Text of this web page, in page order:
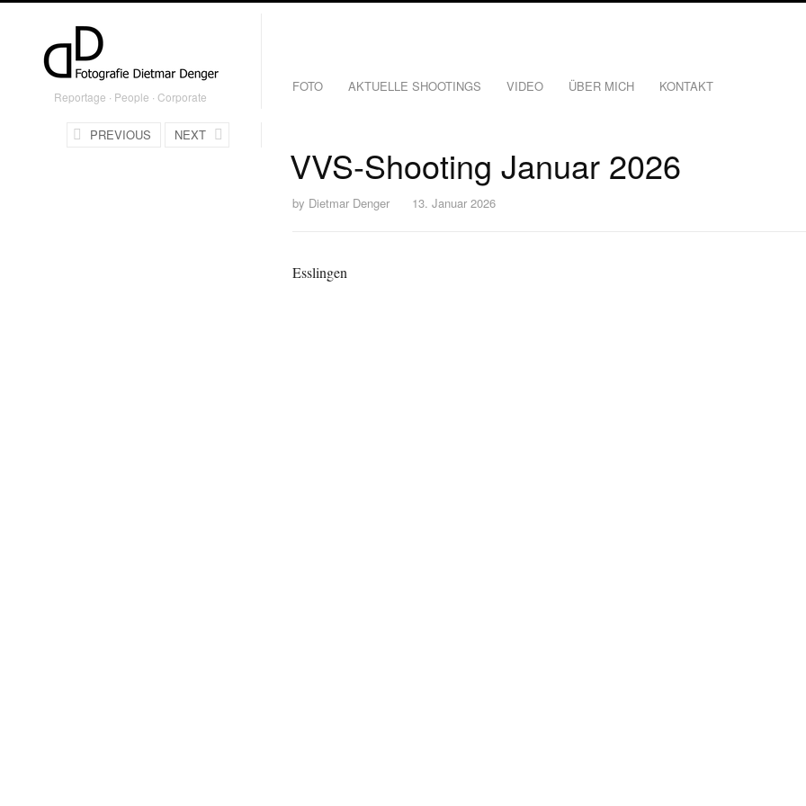
Reportage ∙ People ∙ Corporate
FOTO AKTUELLE SHOOTINGS VIDEO ÜBER MICH KONTAKT
VVS-Shooting Januar 2026
by Dietmar Denger 13. Januar 2026
Esslingen
PREVIOUS NEXT